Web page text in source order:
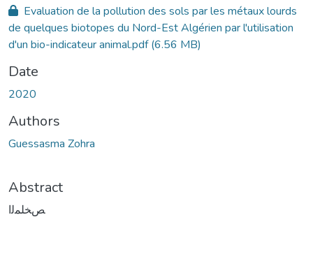
Evaluation de la pollution des sols par les métaux lourds
de quelques biotopes du Nord-Est Algérien par l'utilisation
d'un bio-indicateur animal.pdf(6.56 MB)
Date
2020
Authors
Guessasma Zohra
Abstract
ﺺﺨﻠﻤﻟﺍ